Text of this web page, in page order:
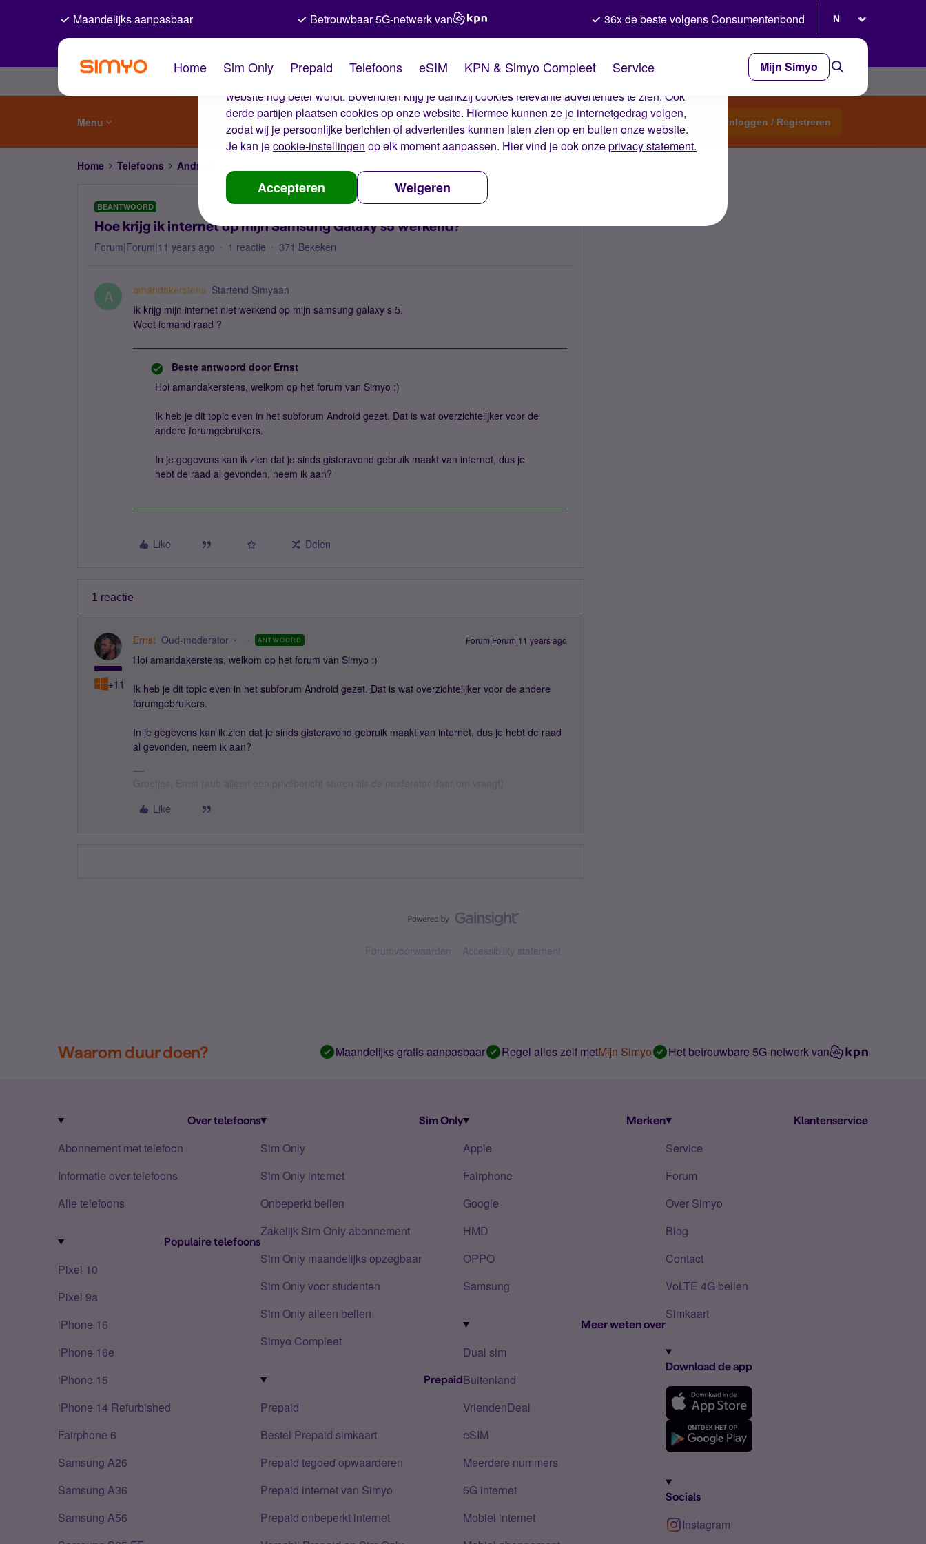
De cookies van Simyo
Wij gebruiken cookies op onze website. Met deze cookies zorgen wij ervoor dat je ervaring op de
website nog beter wordt. Bovendien krijg je dankzij cookies relevante advertenties te zien. Ook
derde partijen plaatsen cookies op onze website. Hiermee kunnen ze je internetgedrag volgen,
zodat wij je persoonlijke berichten of advertenties kunnen laten zien op en buiten onze website.
Je kan jecookie-instellingen op elk moment aanpassen. Hier vind je ook onzeprivacy statement.
Accepteren Weigeren
Maandelijks aanpasbaar Betrouwbaar 5G-netwerk van 36x de beste volgens Consumentenbond
Home Sim Only Prepaid Telefoons eSIM KPN & Simyo Compleet Service Mijn Simyo
Menu Start een topic Inloggen / Registreren
Home Telefoons Android
BEANTWOORD
Hoe krijg ik internet op mijn Samsung Galaxy s5 werkend?
Forum|Forum|11 years ago 1 reactie 371 Bekeken
A amandakerstens Startend Simyaan
Ik krijg mijn internet niet werkend op mijn samsung galaxy s 5.
Weet iemand raad ?
Beste antwoord door Ernst
Hoi amandakerstens, welkom op het forum van Simyo :)
Ik heb je dit topic even in het subforum Android gezet. Dat is wat overzichtelijker voor de
andere forumgebruikers.
In je gegevens kan ik zien dat je sinds gisteravond gebruik maakt van internet, dus je
hebt de raad al gevonden, neem ik aan?
Like Delen
1 reactie
+11
Ernst Oud-moderator ANTWOORD Forum|Forum|11 years ago
Hoi amandakerstens, welkom op het forum van Simyo :)
Ik heb je dit topic even in het subforum Android gezet. Dat is wat overzichtelijker voor de andere
forumgebruikers.
In je gegevens kan ik zien dat je sinds gisteravond gebruik maakt van internet, dus je hebt de raad
al gevonden, neem ik aan?
Like
Forumvoorwaarden Accessibility statement
Waarom duur doen? Maandelijks gratis aanpasbaar Regel alles zelf metMijn Simyo Het betrouwbare 5G-netwerk van
Over telefoons
Abonnement met telefoon
Informatie over telefoons
Alle telefoons
Populaire telefoons
Pixel 10
Pixel 9a
iPhone 16
iPhone 16e
iPhone 15
iPhone 14 Refurbished
Fairphone 6
Samsung A26
Samsung A36
Samsung A56
Sim Only
Sim Only
Sim Only internet
Onbeperkt bellen
Zakelijk Sim Only abonnement
Sim Only maandelijks opzegbaar
Sim Only voor studenten
Sim Only alleen bellen
Simyo Compleet
Prepaid
Prepaid
Bestel Prepaid simkaart
Prepaid tegoed opwaarderen
Prepaid internet van Simyo
Prepaid onbeperkt internet
Merken
Apple
Fairphone
Google
HMD
OPPO
Samsung
Meer weten over
Dual sim
Buitenland
VriendenDeal
eSIM
Meerdere nummers
5G internet
Mobiel internet
Klantenservice
Service
Forum
Over Simyo
Blog
Contact
VoLTE 4G bellen
Simkaart
Download de app
Socials
Instagram